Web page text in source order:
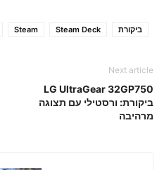
Steam Steam Deck ביקורת
Next article
LG UltraGear 32GP750
ביקורת: ורסטילי עם תצוגה
מרהיבה